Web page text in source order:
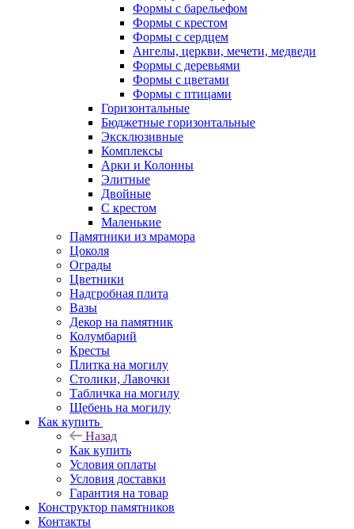
Формы с барельефом
Формы с крестом
Формы с сердцем
Ангелы, церкви, мечети, медведи
Формы с деревьями
Формы с цветами
Формы с птицами
Горизонтальные
Бюджетные горизонтальные
Эксклюзивные
Комплексы
Арки и Колонны
Элитные
Двойные
С крестом
Маленькие
Памятники из мрамора
Цоколя
Ограды
Цветники
Надгробная плита
Вазы
Декор на памятник
Колумбарий
Кресты
Плитка на могилу
Столики, Лавочки
Табличка на могилу
Щебень на могилу
Как купить
Назад
Как купить
Условия оплаты
Условия доставки
Гарантия на товар
Конструктор памятников
Контакты